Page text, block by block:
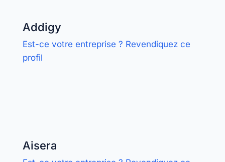
Addigy
Est-ce votre entreprise ? Revendiquez ce
profil
Aisera